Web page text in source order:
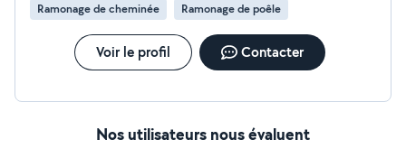
Ramonage de cheminée Ramonage de poêle
Voir le profil Contacter
Nos utilisateurs nous évaluent